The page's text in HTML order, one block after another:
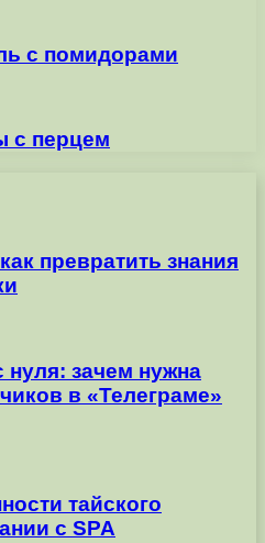
с помидорами
с перцем
превратить знания
зачем нужна
в «Телеграме»
тайского
с SPA